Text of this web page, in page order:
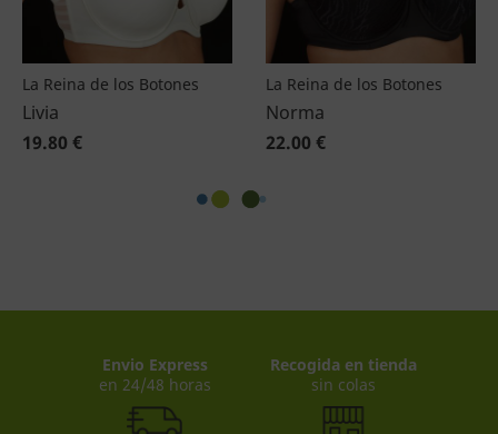
La Reina de los Botones
Livia
19.80 €
La Reina de los Botones
Norma
22.00 €
Envio Express
en 24/48 horas
Recogida en tienda
sin colas